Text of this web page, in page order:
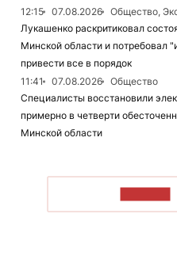
12:15
07.08.2026
Общество,
Лукашенко раскритиковал
Минской области и потребовал
привести все в порядок
11:41
07.08.2026
Общество
Специалисты восстановили
примерно в четверти
Минской области